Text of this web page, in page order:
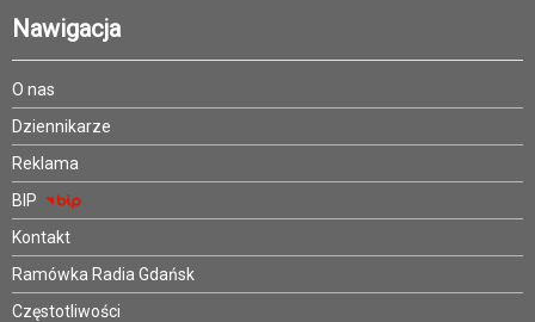
Nawigacja
O nas
Dziennikarze
Reklama
BIP
Kontakt
Ramówka Radia Gdańsk
Częstotliwości